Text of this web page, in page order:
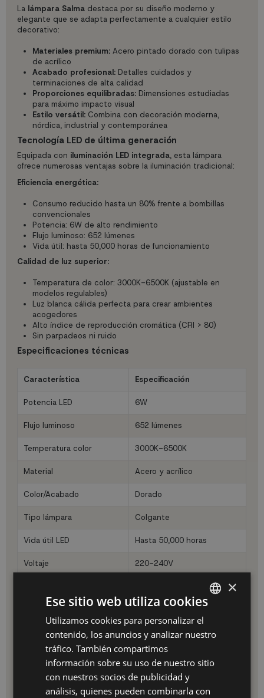
La lámpara Salma destaca por su diseño moderno y
elegante que se adapta perfectamente a cualquier estilo
decorativo:
Materiales premium: Acero pintado dorado con tulipas
de acrílico
Acabado profesional: Detalles cuidados y
terminaciones de alta calidad
Proporciones equilibradas: Dimensiones estudiadas
para máximo impacto visual
Estilo versátil: Combina con decoración moderna,
nórdica, industrial y contemporánea
Tecnología LED de última generación
Equipada con iluminación LED integrada, esta lámpara
ofrece numerosas ventajas sobre la iluminación tradicional:
Eficiencia energética:
Consumo reducido hasta un 80% frente a bombillas
convencionales
Potencia: 6W de alto rendimiento
Flujo luminoso: 652 lúmenes
Vida útil: hasta 50,000 horas de funcionamiento
Calidad de luz superior:
Temperatura de color: 3000K-6500K (ajustable en
modelos regulables)
Luz blanca cálida perfecta para crear ambientes
acogedores
Alto índice de reproducción cromática (CRI > 80)
Sin parpadeos ni ruido
Especificaciones técnicas
Característica Especificación
Potencia LED 6W
Flujo luminoso 652 lúmenes
Temperatura color 3000K-6500K
Material Acero y acrílico
Color/Acabado Dorado
Tipo lámpara Colgante
Vida útil LED Hasta 50,000 horas
Voltaje 220-240V
Perfecta para múltiples estancias:
Iluminación principal sobre mesa de centro o
zona de estar
Comedor:Crea ambiente acogedor sobre la mesa de
comedor
Cocina: Sobre isla o península para iluminación funcional
Recibidor:Primera impresión con estilo
SPANISH
ES
PT
×
Ese sitio web utiliza cookies
Utilizamos cookies para personalizar el
contenido, los anuncios y analizar nuestro
tráfico. También compartimos
información sobre su uso de nuestro sitio
con nuestros socios de publicidad y
análisis, quienes pueden combinarla con